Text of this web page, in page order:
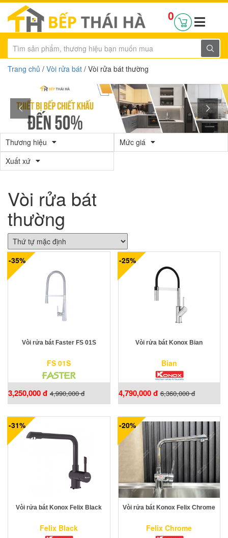
0
Trang chủ / Vòi rửa bát / Vòi rửa bát thường
Thương hiệu
Mức giá
Xuất xứ
Vòi rửa bát
thường
-35%
Vòi rửa bát Faster FS 01S
FS 01S
3,250,000 đ 4,990,000 đ
-25%
Vòi rửa bát Konox Bian
Bian
4,790,000 đ 6,360,000 đ
-31%
Vòi rửa bát Konox Felix Black
Felix Black
-20%
Vòi rửa bát Konox Felix Chrome
Felix Chrome